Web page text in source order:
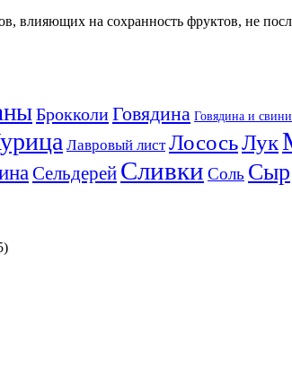
влияющих на сохранность фруктов, не
БрокколиГовядина Говядина и
Лавровый лист ЛососьЛук
Сельдерей Сливки Соль Сыр